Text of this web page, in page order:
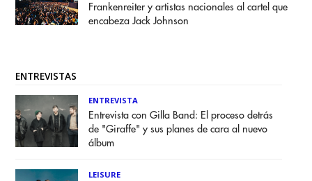
Frankenreiter y artistas nacionales al cartel que
encabeza Jack Johnson
ENTREVISTAS
ENTREVISTA
Entrevista con Gilla Band: El proceso detrás
de "Giraffe" y sus planes de cara al nuevo
álbum
LEISURE